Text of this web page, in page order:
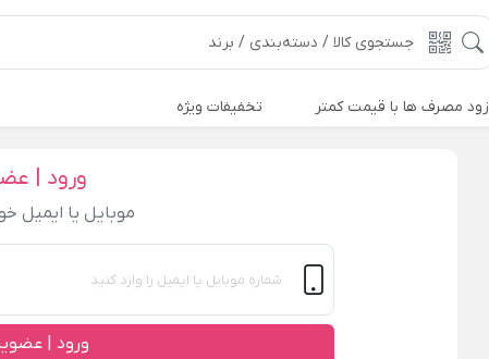
زود مصرف ها با قیمت کمتر تخفیفات ویژه
ورود |
موبایل یا ایمیل
ورود |